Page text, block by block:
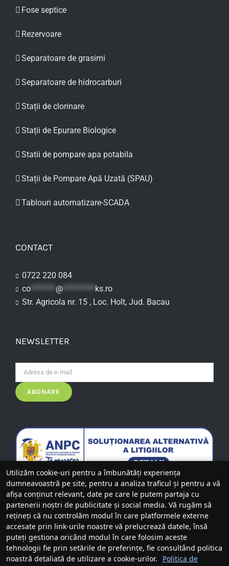
Fose septice
Rezervoare
Separatoare de grasimi
Separatoare de hidrocarburi
Stații de clorinare
Stații de Epurare Biologice
Statii de pompare apa potabila
Stații de Pompare Apă Uzată (SPAU)
Tablouri automatizare-SCADA
CONTACT
0722 220 084
co
@
ks.ro
Str. Agricola nr. 15 , Loc. Holt, Jud. Bacau
NEWSLETTER
Utilizăm cookie-uri pentru a îmbunătăți experiența
dumneavoastră pe site, pentru a analiza traficul și pentru a vă
afișa conținut relevant, date pe care le putem partaja cu
partenerii noștri de publicitate și social media. Vă rugăm să
rețineți că nu controlăm modul în care platformele externe
accesate prin link-urile noastre vă prelucrează datele, însă
puteți gestiona oricând modul în care folosim aceste
tehnologii fie prin setările de preferințe, fie consultând politica
noastră detaliată de utilizare a cookie-urilor.
Politica de